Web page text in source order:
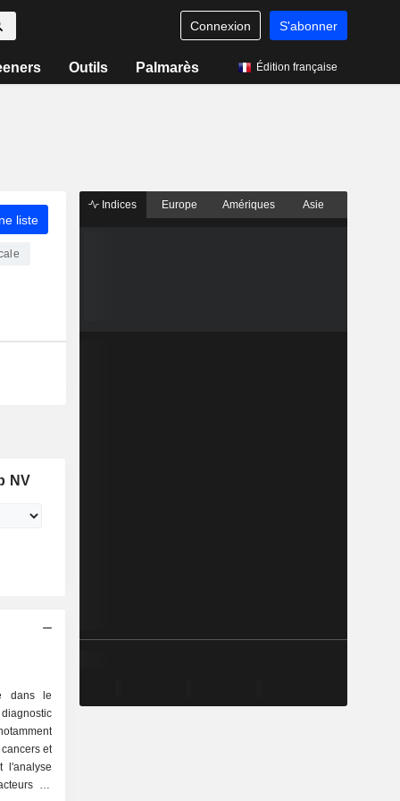
Connexion S'abonner
Outils Palmarès Édition française
liste
NV
dans le
et
l'analyse
de
Indices Europe Amériques Asie